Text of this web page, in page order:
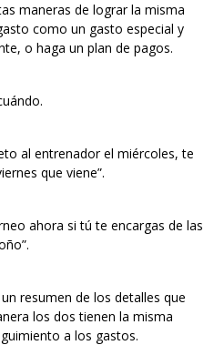
maneras de lograr la misma
como un gasto especial y
o haga un plan de pagos.
al entrenador el miércoles, te
que viene”.
ahora si tú te encargas de las
resumen de los detalles que
los dos tienen la misma
a los gastos.